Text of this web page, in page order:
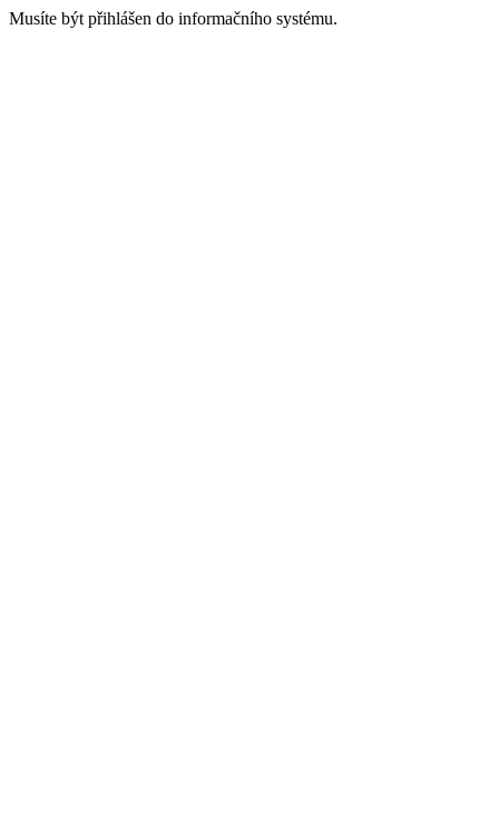
Musíte být přihlášen do informačního systému.